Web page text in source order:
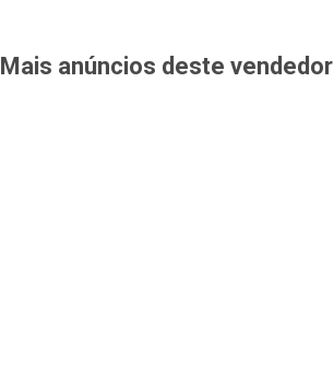
Mais anúncios deste vendedor